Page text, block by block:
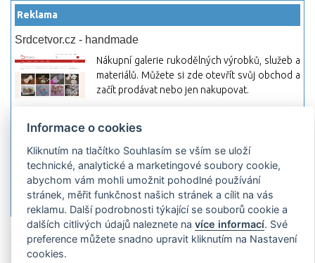
Reklama
Srdcetvor.cz - handmade
Nákupní galerie rukodělných výrobků, služeb a
materiálů. Můžete si zde otevřít svůj obchod a
začít prodávat nebo jen nakupovat.
hosting
Přehled webhostingových, multihosting a VPS
hosting programů s možností jejich
pokročilého vyhledávání a porovnávání.
Najděte si jednoduše vhodný hosting.
Přidat server Propagace Co je RSS o
rssMonitor.cz
Informace o cookies
Kliknutím na tlačítko Souhlasím se vším se uloží
technické, analytické a marketingové soubory cookie,
abychom vám mohli umožnit pohodlné používání
stránek, měřit funkčnost našich stránek a cílit na vás
reklamu. Další podrobnosti týkající se souborů cookie a
dalších citlivých údajů naleznete navíce informací. Své
preference můžete snadno upravit kliknutím na Nastavení
cookies.